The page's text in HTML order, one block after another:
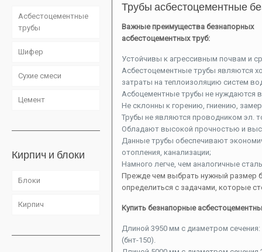
Трубы асбестоцементные
Важные преимущества безнапорных
асбестоцементных труб:
Устойчивы к агрессивным почвам и
Асбестоцементные трубы являются
затраты на теплоизоляцию систем
Асбоцементные трубы не нуждаются
Не склонны к горению, гниению,
Трубы не являются проводником эл.
Обладают высокой прочностью и
Данные трубы обеспечивают
отопления, канализации;
Намного легче, чем аналогичные
Прежде чем выбрать нужный размер
определиться с задачами, которые
Купить безнапорные
Длиной 3950 мм с диаметром
(бнт-150).
Асбестоцементные
трубы
Шифер
Сухие смеси
Цемент
Кирпич и блоки
Блоки
Кирпич